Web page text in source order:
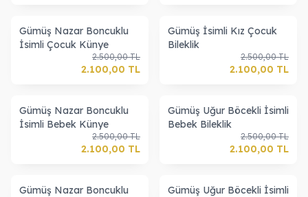
Gümüş Nazar Boncuklu
İsimli Çocuk Künye
2.500,00TL
2.100,00 TL
Gümüş İsimli Kız Çocuk
Bileklik
2.500,00TL
2.100,00 TL
Gümüş Nazar Boncuklu
İsimli Bebek Künye
2.500,00TL
2.100,00 TL
Gümüş Uğur Böcekli İsimli
Bebek Bileklik
2.500,00TL
2.100,00 TL
Gümüş Nazar Boncuklu
Gümüş Uğur Böcekli İsimli